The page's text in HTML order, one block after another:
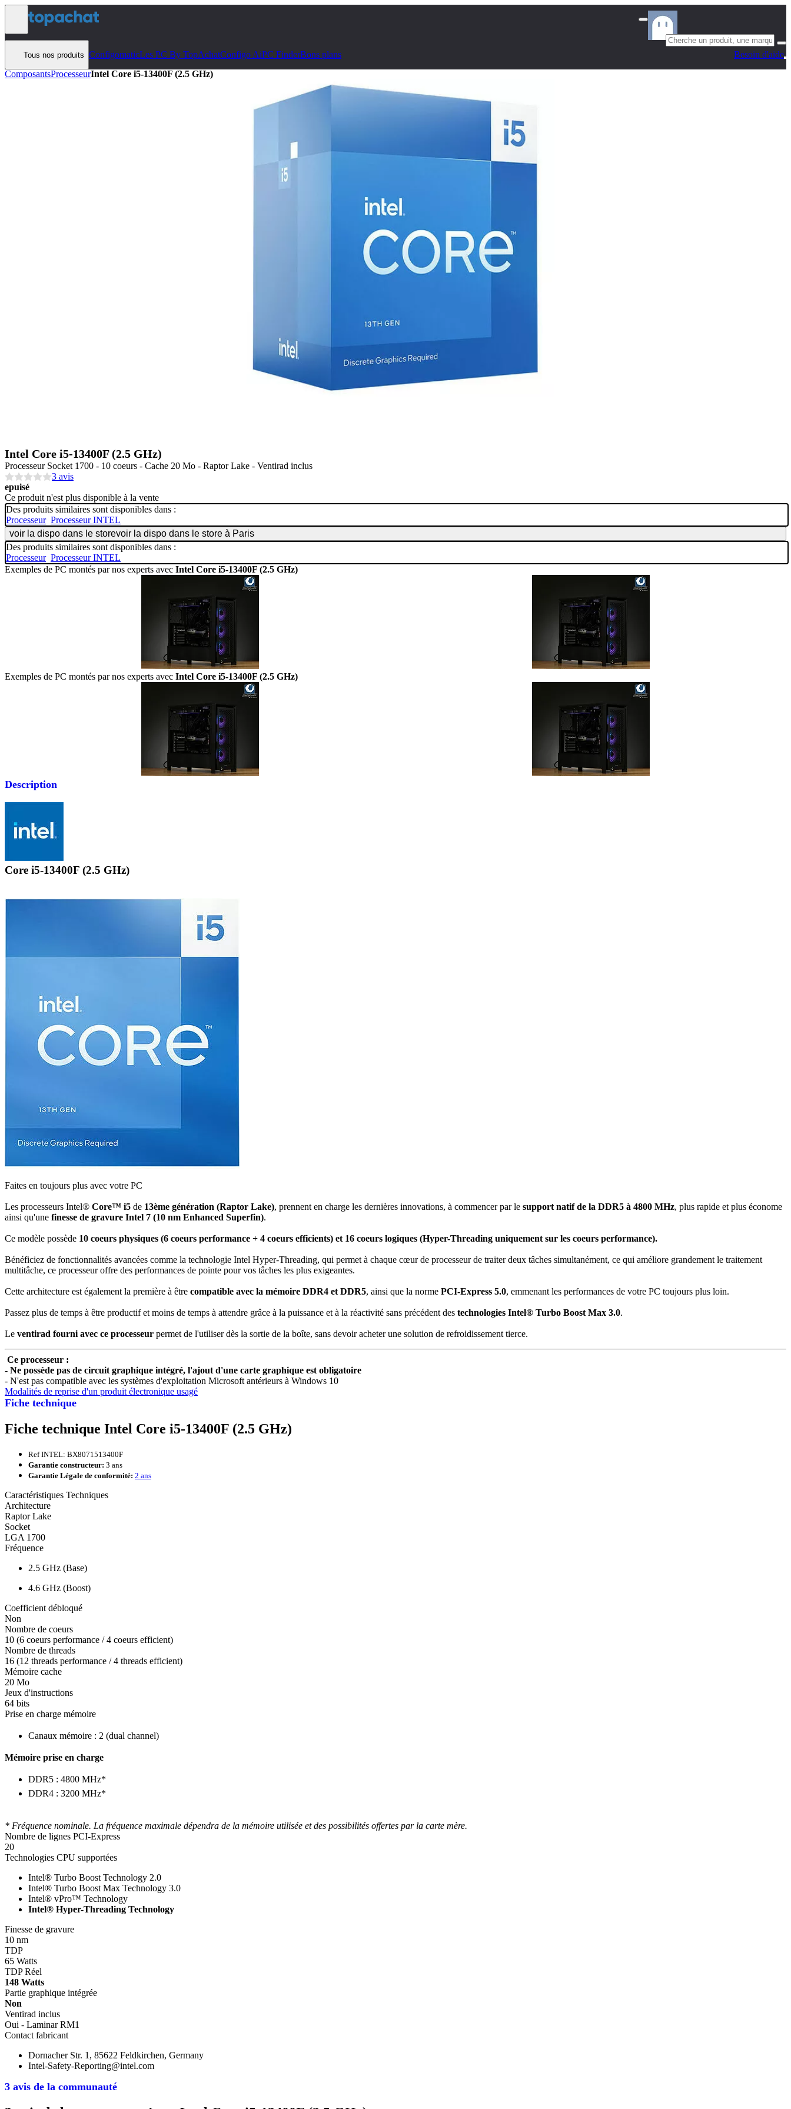
Aller au contenu
Tous nos produits ConfigomaticLes PC By TopAchatConfigo AiPC FinderBons plans
Besoin d'aide
ComposantsProcesseurIntel Core i5-13400F (2.5 GHz)
Intel Core i5-13400F (2.5 GHz)
Processeur Socket 1700 - 10 coeurs - Cache 20 Mo - Raptor Lake - Ventirad inclus
3 avis
epuisé
Ce produit n'est plus disponible à la vente
Des produits similaires sont disponibles dans :
Processeur Processeur INTEL
voir la dispo dans le storevoir la dispo dans le store à Paris
Des produits similaires sont disponibles dans :
Processeur Processeur INTEL
Exemples de PC montés par nos experts avec Intel Core i5-13400F (2.5 GHz)
Exemples de PC montés par nos experts avec Intel Core i5-13400F (2.5 GHz)
Description
Fiche technique
3 avis de la communauté
Core i5-13400F (2.5 GHz)
Faites en toujours plus avec votre PC
Les processeurs Intel® Core™ i5 de 13ème génération (Raptor Lake), prennent en charge les dernières innovations, à commencer par le support natif de la DDR5 à 4800 MHz, plus rapide et plus économe
ainsi qu'une finesse de gravure Intel 7 (10 nm Enhanced Superfin).
Ce modèle possède 10 coeurs physiques (6 coeurs performance + 4 coeurs efficients) et 16 coeurs logiques (Hyper-Threading uniquement sur les coeurs performance).
Bénéficiez de fonctionnalités avancées comme la technologie Intel Hyper-Threading, qui permet à chaque cœur de processeur de traiter deux tâches simultanément, ce qui améliore grandement le traitement
multitâche, ce processeur offre des performances de pointe pour vos tâches les plus exigeantes.
Cette architecture est également la première à être compatible avec la mémoire DDR4 et DDR5, ainsi que la norme PCI-Express 5.0, emmenant les performances de votre PC toujours plus loin.
Passez plus de temps à être productif et moins de temps à attendre grâce à la puissance et à la réactivité sans précédent des technologies Intel® Turbo Boost Max 3.0.
Le ventirad fourni avec ce processeur permet de l'utiliser dès la sortie de la boîte, sans devoir acheter une solution de refroidissement tierce.
Ce processeur :
- Ne possède pas de circuit graphique intégré, l'ajout d'une carte graphique est obligatoire
- N'est pas compatible avec les systèmes d'exploitation Microsoft antérieurs à Windows 10
Modalités de reprise d'un produit électronique usagé
Fiche technique Intel Core i5-13400F (2.5 GHz)
Ref INTEL: BX8071513400F
Garantie constructeur: 3 ans
Garantie Légale de conformité: 2 ans
Caractéristiques Techniques
Architecture
Raptor Lake
Socket
LGA 1700
Fréquence
2.5 GHz (Base)
4.6 GHz (Boost)
Coefficient débloqué
Non
Nombre de coeurs
10 (6 coeurs performance / 4 coeurs efficient)
Nombre de threads
16 (12 threads performance / 4 threads efficient)
Mémoire cache
20 Mo
Jeux d'instructions
64 bits
Prise en charge mémoire
Canaux mémoire : 2 (dual channel)
Mémoire prise en charge
DDR5 : 4800 MHz*
DDR4 : 3200 MHz*
* Fréquence nominale. La fréquence maximale dépendra de la mémoire utilisée et des possibilités offertes par la carte mère.
Nombre de lignes PCI-Express
20
Technologies CPU supportées
Intel® Turbo Boost Technology 2.0
Intel® Turbo Boost Max Technology 3.0
Intel® vPro™ Technology
Intel® Hyper-Threading Technology
Finesse de gravure
10 nm
TDP
65 Watts
TDP Réel
148 Watts
Partie graphique intégrée
Non
Ventirad inclus
Oui - Laminar RM1
Contact fabricant
Dornacher Str. 1, 85622 Feldkirchen, Germany
Intel-Safety-Reporting@intel.com